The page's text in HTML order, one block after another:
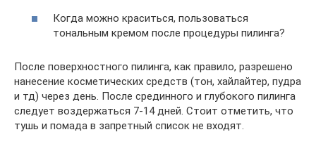
Когда можно краситься, пользоваться
тональным кремом после процедуры пилинга?
После поверхностного пилинга, как правило, разрешено
нанесение косметических средств (тон, хайлайтер, пудра
и тд) через день. После срединного и глубокого пилинга
следует воздержаться 7-14 дней. Стоит отметить, что
тушь и помада в запретный список не входят.